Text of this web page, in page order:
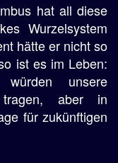
hat all diese
Wurzelsystem
hätte er nicht so
ist es im Leben:
unsere
tragen, aber in
für zukünftigen